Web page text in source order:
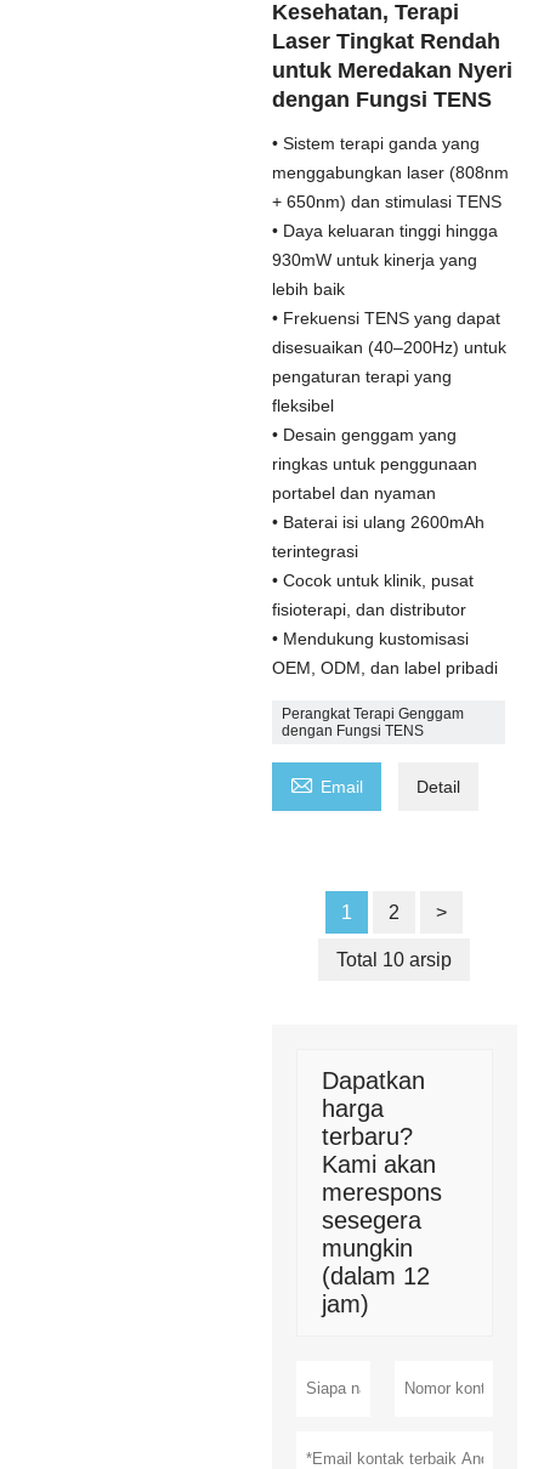
Kesehatan, Terapi
Laser Tingkat Rendah
untuk Meredakan Nyeri
dengan Fungsi TENS
• Sistem terapi ganda yang
menggabungkan laser (808nm
+ 650nm) dan stimulasi TENS
• Daya keluaran tinggi hingga
930mW untuk kinerja yang
lebih baik
• Frekuensi TENS yang dapat
disesuaikan (40–200Hz) untuk
pengaturan terapi yang
fleksibel
• Desain genggam yang
ringkas untuk penggunaan
portabel dan nyaman
• Baterai isi ulang 2600mAh
terintegrasi
• Cocok untuk klinik, pusat
fisioterapi, dan distributor
• Mendukung kustomisasi
OEM, ODM, dan label pribadi
Perangkat Terapi Genggam
dengan Fungsi TENS
 Email Detail
1 2 >
Total 10 arsip
Dapatkan
harga
terbaru?
Kami akan
merespons
sesegera
mungkin
(dalam 12
jam)